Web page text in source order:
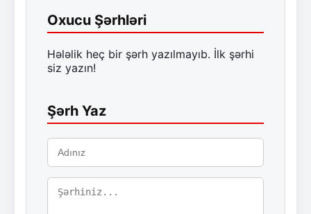
Oxucu Şərhləri
Hələlik heç bir şərh yazılmayıb. İlk şərhi
siz yazın!
Şərh Yaz